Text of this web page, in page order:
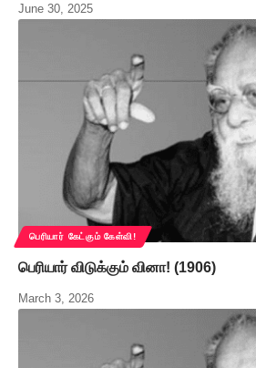
June 30, 2025
பெரியார் கேட்கும் கேள்வி!
பெரியார் விடுக்கும் வினா! (1906)
March 3, 2026